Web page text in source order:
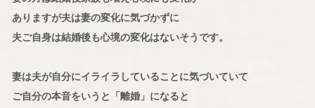
ありますが夫は妻の変化に気づかずに
夫ご自身は結婚後も心境の変化はないそうです。
妻は夫が自分にイライラしていることに気づいていて
ご自分の本音をいうと「離婚」になると